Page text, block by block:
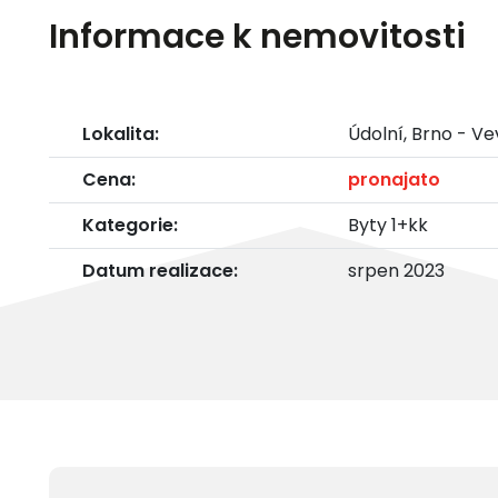
Informace k nemovitosti
Lokalita:
Údolní, Brno -
Cena:
pronajato
Kategorie:
Byty 1+kk
Datum realizace:
srpen 2023